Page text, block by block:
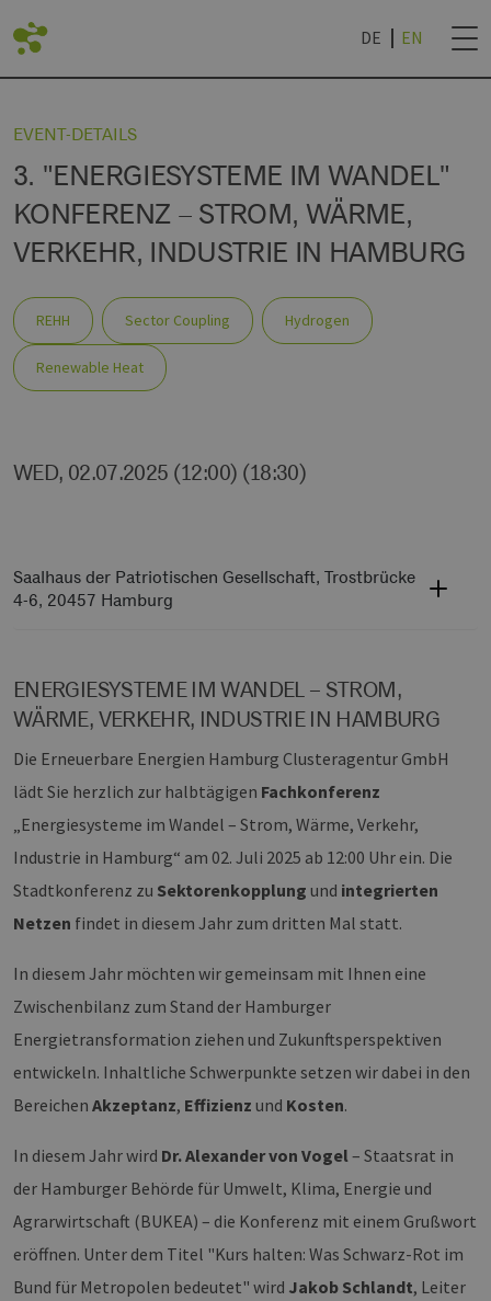
DE EN
EVENT-DETAILS
3. "ENERGIESYSTEME IM WANDEL"
KONFERENZ – STROM, WÄRME,
VERKEHR, INDUSTRIE IN HAMBURG
REHH Sector Coupling Hydrogen
Renewable Heat
WED, 02.07.2025 (12:00) (18:30)
Saalhaus der Patriotischen Gesellschaft, Trostbrücke
4-6, 20457 Hamburg
ENERGIESYSTEME IM WANDEL – STROM,
WÄRME, VERKEHR, INDUSTRIE IN HAMBURG
Die Erneuerbare Energien Hamburg Clusteragentur GmbH
lädt Sie herzlich zur halbtägigen Fachkonferenz
„Energiesysteme im Wandel – Strom, Wärme, Verkehr,
Industrie in Hamburg“ am 02. Juli 2025 ab 12:00 Uhr ein. Die
Stadtkonferenz zu Sektorenkopplung und integrierten
Netzen findet in diesem Jahr zum dritten Mal statt.
In diesem Jahr möchten wir gemeinsam mit Ihnen eine
Zwischenbilanz zum Stand der Hamburger
Energietransformation ziehen und Zukunftsperspektiven
entwickeln. Inhaltliche Schwerpunkte setzen wir dabei in den
Bereichen Akzeptanz, Effizienz und Kosten.
In diesem Jahr wird Dr. Alexander von Vogel– Staatsrat in
der Hamburger Behörde für Umwelt, Klima, Energie und
Agrarwirtschaft (BUKEA) – die Konferenz mit einem Grußwort
eröffnen. Unter dem Titel "Kurs halten: Was Schwarz-Rot im
Bund für Metropolen bedeutet" wird Jakob Schlandt, Leiter
'24
NEWSLETTER